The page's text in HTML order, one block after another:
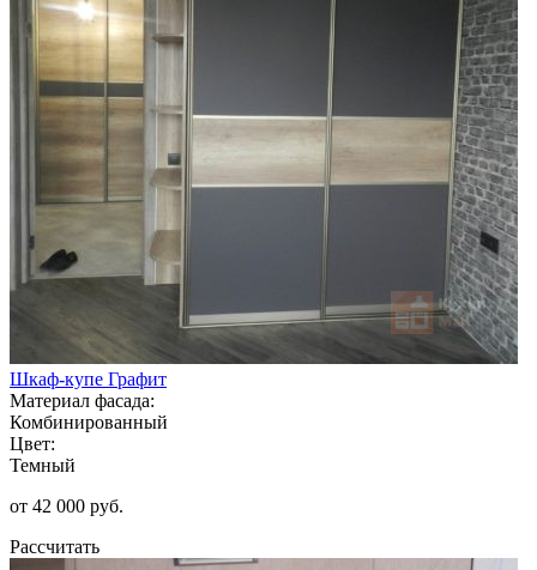
Шкаф-купе Графит
Материал фасада:
Комбинированный
Цвет:
Темный
от 42 000 руб.
Рассчитать